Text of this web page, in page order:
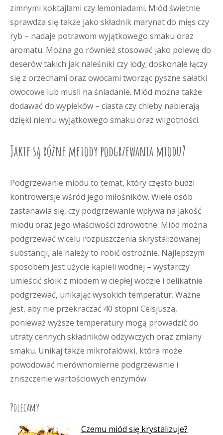
zimnymi koktajlami czy lemoniadami. Miód świetnie
sprawdza się także jako składnik marynat do mięs czy
ryb – nadaje potrawom wyjątkowego smaku oraz
aromatu. Można go również stosować jako polewę do
deserów takich jak naleśniki czy lody; doskonale łączy
się z orzechami oraz owocami tworząc pyszne sałatki
owocowe lub musli na śniadanie. Miód można także
dodawać do wypieków – ciasta czy chleby nabierają
dzięki niemu wyjątkowego smaku oraz wilgotności.
Jakie są różne metody podgrzewania miodu?
Podgrzewanie miodu to temat, który często budzi
kontrowersje wśród jego miłośników. Wiele osób
zastanawia się, czy podgrzewanie wpływa na jakość
miodu oraz jego właściwości zdrowotne. Miód można
podgrzewać w celu rozpuszczenia skrystalizowanej
substancji, ale należy to robić ostrożnie. Najlepszym
sposobem jest użycie kąpieli wodnej – wystarczy
umieścić słoik z miodem w ciepłej wodzie i delikatnie
podgrzewać, unikając wysokich temperatur. Ważne
jest, aby nie przekraczać 40 stopni Celsjusza,
ponieważ wyższe temperatury mogą prowadzić do
utraty cennych składników odżywczych oraz zmiany
smaku. Unikaj także mikrofalówki, która może
powodować nierównomierne podgrzewanie i
zniszczenie wartościowych enzymów.
Polecamy
Czemu miód się krystalizuje?